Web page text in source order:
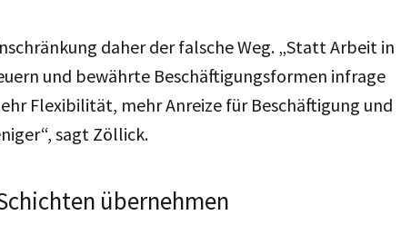
daher der falsche Weg. „Statt Arbeit in
und bewährte Beschäftigungsformen infrage
Flexibilität, mehr Anreize für Beschäftigung und
sagt Zöllick.
übernehmen